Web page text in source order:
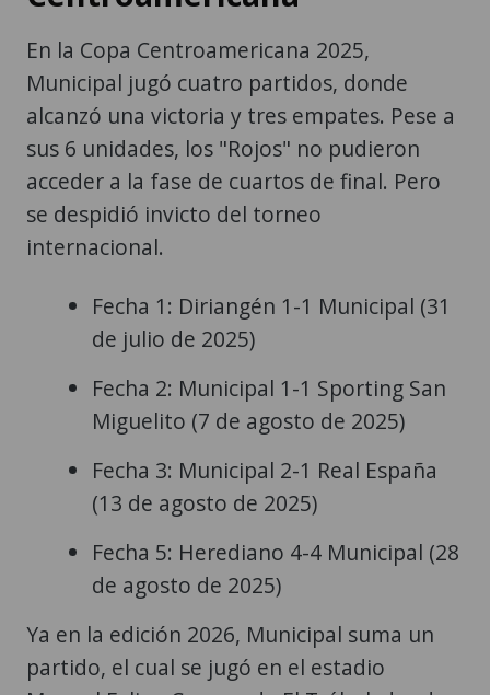
En la Copa Centroamericana 2025,
Municipal jugó cuatro partidos, donde
alcanzó una victoria y tres empates. Pese a
sus 6 unidades, los "Rojos" no pudieron
acceder a la fase de cuartos de final. Pero
se despidió invicto del torneo
internacional.
Fecha 1: Diriangén 1-1 Municipal (31
de julio de 2025)
Fecha 2: Municipal 1-1 Sporting San
Miguelito (7 de agosto de 2025)
Fecha 3: Municipal 2-1 Real España
(13 de agosto de 2025)
Fecha 5: Herediano 4-4 Municipal (28
de agosto de 2025)
Ya en la edición 2026, Municipal suma un
partido, el cual se jugó en el estadio